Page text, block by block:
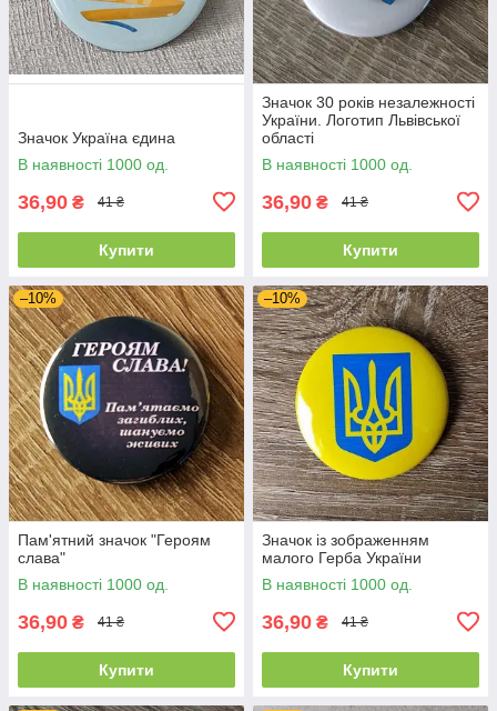
Значок Україна єдина
В наявності 1000 од.
36,90 ₴ 41 ₴
Купити
Значок 30 років незалежності
України. Логотип Львівської
області
В наявності 1000 од.
36,90 ₴ 41 ₴
Купити
–10%
Пам'ятний значок "Героям
слава"
В наявності 1000 од.
36,90 ₴ 41 ₴
Купити
–10%
Значок із зображенням
малого Герба України
В наявності 1000 од.
36,90 ₴ 41 ₴
Купити